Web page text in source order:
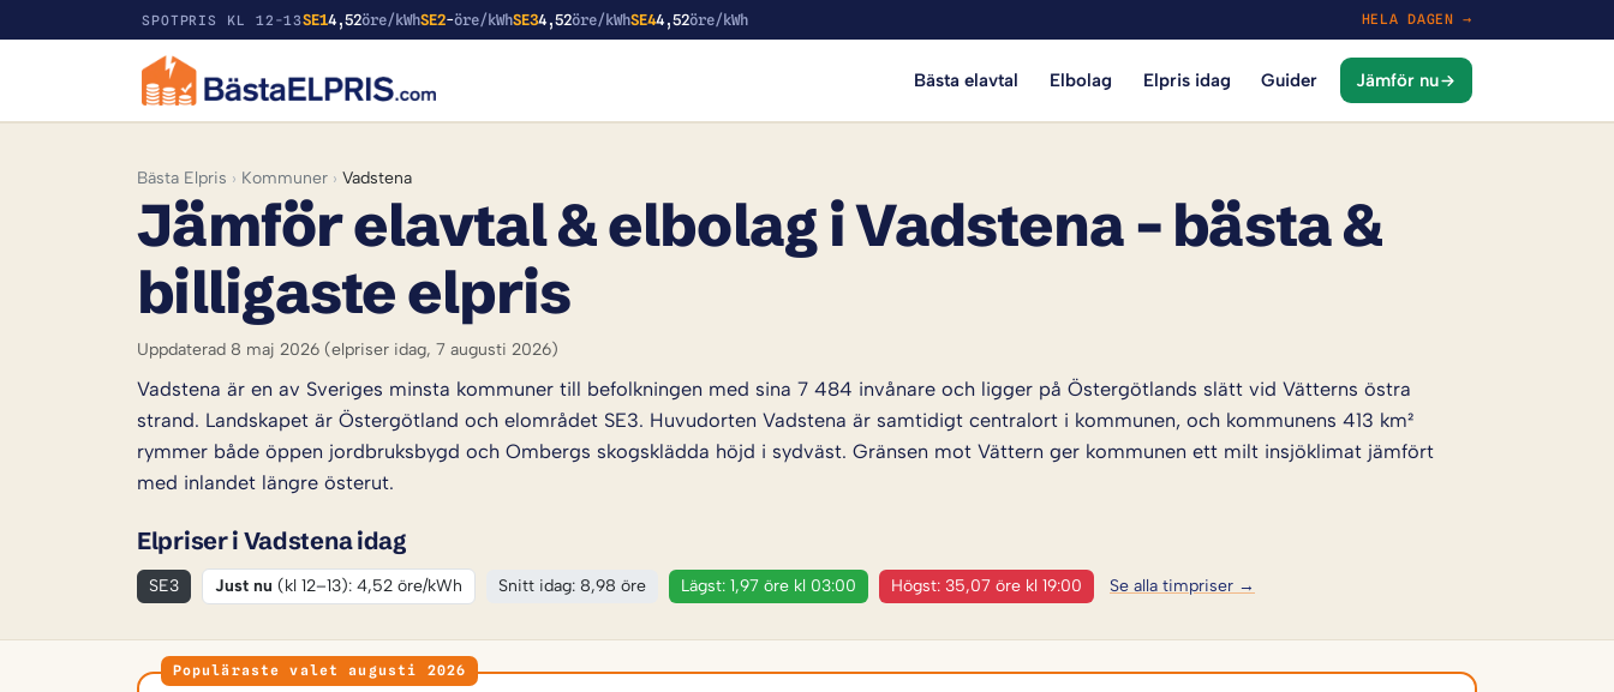
SPOTPRIS KL 12-13SE14,52öre/kWhSE2-öre/kWhSE34,52öre/kWhSE44,52öre/kWh HELA DAGEN →
Bästa elavtal Elbolag Elpris idag Guider Jämför nu
Bästa Elpris › Kommuner › Vadstena
Jämför elavtal & elbolag i Vadstena – bästa &
billigaste elpris
Uppdaterad 8 maj 2026 (elpriser idag, 7 augusti 2026)
Vadstena är en av Sveriges minsta kommuner till befolkningen med sina 7 484 invånare och ligger på Östergötlands slätt vid Vätterns östra
strand. Landskapet är Östergötland och elområdet SE3. Huvudorten Vadstena är samtidigt centralort i kommunen, och kommunens 413 km²
rymmer både öppen jordbruksbygd och Ombergs skogsklädda höjd i sydväst. Gränsen mot Vättern ger kommunen ett milt insjöklimat jämfört
med inlandet längre österut.
Elpriser i Vadstena idag
SE3 Just nu (kl 12–13): 4,52 öre/kWh Snitt idag: 8,98 öre Lägst: 1,97 öre kl 03:00 Högst: 35,07 öre kl 19:00 Se alla timpriser →
Populäraste valet augusti 2026